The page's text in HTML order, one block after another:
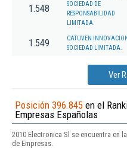
1.548
SOCIEDAD DE
RESPONSABILIDAD
LIMITADA.
1.549
CATUVEN INNOVACION
SOCIEDAD LIMITADA.
Ver
Posición 396.845 en el
Empresas Españolas
2010 Electronica Sl se encuentra en
de Empresas.